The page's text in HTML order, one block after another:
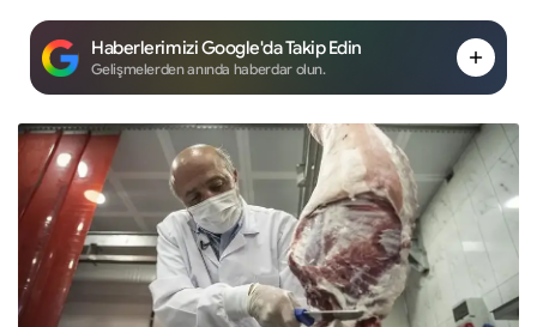
Haberlerimizi Google'da Takip Edin
Gelişmelerden anında haberdar olun.